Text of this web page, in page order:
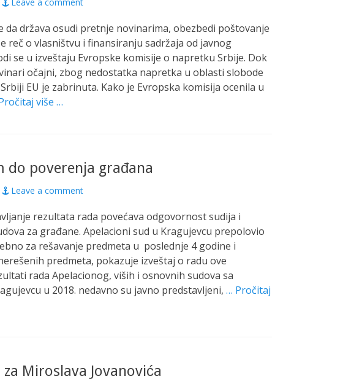
da država osudi pretnje novinarima, obezbedi poštovanje
reč o vlasništvu i finansiranju sadržaja od javnog
se u izveštaju Evropske komisije o napretku Srbije. Dok
očajni, zbog nedostatka napretka u oblasti slobode
EU je zabrinuta. Kako je Evropska komisija ocenila u
više …
do poverenja građana
Leave a comment
rezultata rada povećava odgovornost sudija i
za građane. Apelacioni sud u Kragujevcu prepolovio
za rešavanje predmeta u poslednje 4 godine i
predmeta, pokazuje izveštaj o radu ove
rada Apelacionog, viših i osnovnih sudova sa
u 2018. nedavno su javno predstavljeni, … Pročitaj
Miroslava Jovanovića